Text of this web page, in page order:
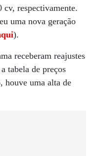
respectivamente.
uma nova geração
).
receberam reajustes
tabela de preços
houve uma alta de